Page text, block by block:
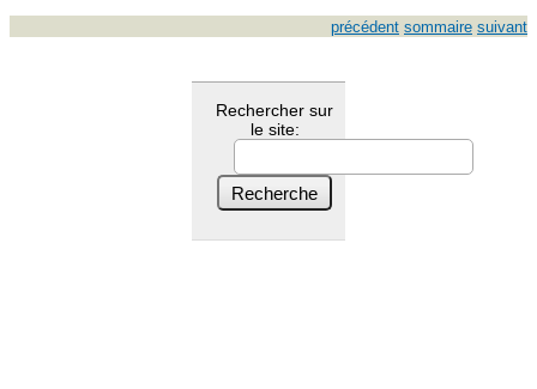
précédent sommaire suivant
Rechercher sur
le site: